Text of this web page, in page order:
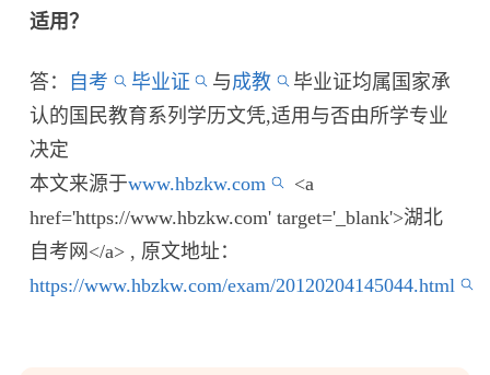
适用？
答： 自考 毕业证 与成教
毕业证均属国家承
认的国民教育系列学历文凭,适用与否由所学专业
决定
本文来源于www.hbzkw.com
<a
href='https://www.hbzkw.com' target='_blank'>湖北
自考网</a> , 原文地址：
https://www.hbzkw.com/exam/20120204145044.html